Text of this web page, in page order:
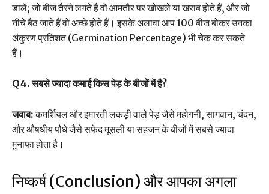
डालें; जो बीज तैरने लगते हैं वो आमतौर पर खोखले या खराब होते हैं, और जो
नीचे बैठ जाते हैं वो अच्छे होते हैं। इसके अलावा आप 100 बीज बोकर उनका
अंकुरण प्रतिशत (Germination Percentage) भी चेक कर सकते
हैं।
Q4. सबसे ज्यादा कमाई किस पेड़ के बीजों में है?
जवाब:कमर्शियल और इमारती लकड़ी वाले पेड़ जैसे महोगनी, सागवान, चंदन,
और औषधीय पौधे जैसे सफेद मूसली या सहजन के बीजों में सबसे ज्यादा
मुनाफा होता है।
निष्कर्ष (Conclusion) और आपका अगला